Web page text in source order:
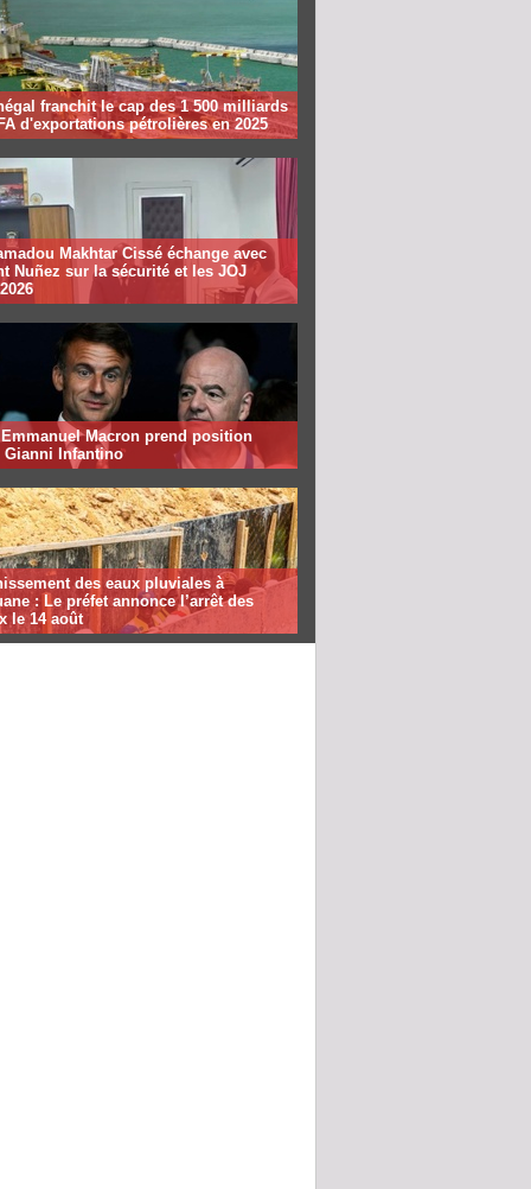
franchit le cap des 1 500 milliards
d'exportations pétrolières en 2025
Makhtar Cissé échange avec
Nuñez sur la sécurité et les JOJ
Emmanuel Macron prend position
Gianni Infantino
des eaux pluviales à
: Le préfet annonce l’arrêt des
le 14 août